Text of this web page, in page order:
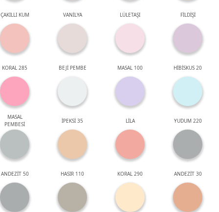
ÇAKILLI KUM VANİLYA LÜLETAŞI FİLDİŞİ
KORAL 285 BEJİ PEMBE MASAL 100 HİBİSKUS 20
MASAL
PEMBESİ
İPEKSİ 35 LİLA YUDUM 220
ANDEZİT 50 HASIR 110 KORAL 290 ANDEZİT 30